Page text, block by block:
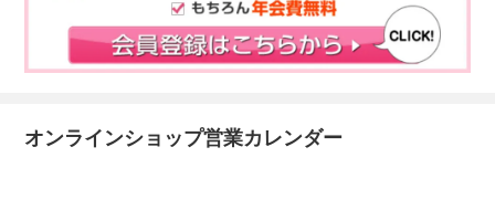
オンラインショップ営業カレンダー